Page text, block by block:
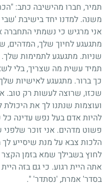
תמיר, חברו מהישיבה כתב:
משנה. למדנו יחד בישיבת
אני מרגיש כי נשמתי התחברה
מתגעגע לחיוך שלך, המדהים,
שניות. מתגעגע לתמימות
תמיד עשית מה שצריך, בלי
כך ברור. מתגעגע לאישיות
שכזו, שרוצה לעשות רק טוב.
ועוצמות שנתנו לך את
להיות אדם בעל נפש עדינה
פשוט מדהים. אני זוכר
הלכות צבא על מנת שיסייע לך
לחוץ בשבילך שמא בזמן הקצר
אתה היית רגוע. כי גם בזה
בסדר' אמרת, 'נסתדר' ".